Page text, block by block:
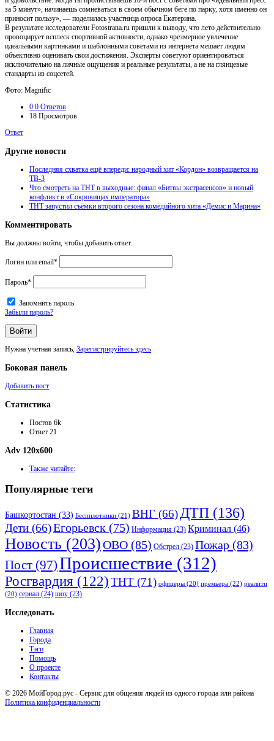
за 5 минут», начинаешь сомневаться в своем обычном беге по парку, хотя именно он
приносит пользу», — поделилась участница опроса Екатерина.
В результате исследователи Fotostrana.ru пришли к выводу, что лето действительно
провоцирует всплеск спортивной активности, однако чрезмерное увлечение
идеальными картинками и шаблонными советами из интернета мешает людям
объективно оценивать свои достижения. Эксперты советуют ориентироваться
исключительно на личные ощущения и реальные результаты, а не на глянцевые
стандарты из соцсетей.
Фото: Magnific
0 0 Ответов
18 Просмотров
Ответ
Другие новости
Последняя схватка ещё впереди: народный хит «Кордон» возвращается на
ТВ-3
Что смотреть на ТНТ в выходные: финал «Битвы экстрасенсов» и новый
конфликт в «Сокровищах императора»
ТНТ запустил съёмки второго сезона комедийного хита «Демис и Марина»
Комментировать
Вы должны войти, чтобы добавить ответ.
Логин или email*
Пароль*
Запомнить пароль
Забыли пароль?
Нужна учетная запись, Зарегистрируйтесь здесь
Боковая панель
Добавить пост
Статистика
Постов 6k
Ответ 21
Adv 120x600
Также читайте:
Популярные теги
Башкортостан (33) Беспилотники (21) ВНГ (66) ДТП (136)
Дети (66)Егорьевск (75) Информация (23) Криминал (46)
Новость (203)ОВО (85) Обстрел (23) Пожар (83)
Пост (97)Происшествие (312)
Росгвардия (122)ТНТ (71) офицеры (20) премьера (22) реалити
(20) сериал (24) шоу (23)
Исследовать
Главная
Города
Тэги
Помощь
О проекте
Контакты
© 2026 МойГород.рус - Cервис для общения людей из одного города или района
Политика конфиденциальности